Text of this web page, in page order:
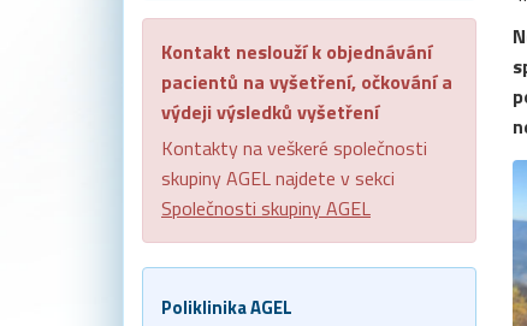
Kontakt neslouží k objednávání
pacientů na vyšetření, očkování a
výdeji výsledků vyšetření
Kontakty na veškeré společnosti
skupiny AGEL najdete v sekci
Společnosti skupiny AGEL
Poliklinika AGEL